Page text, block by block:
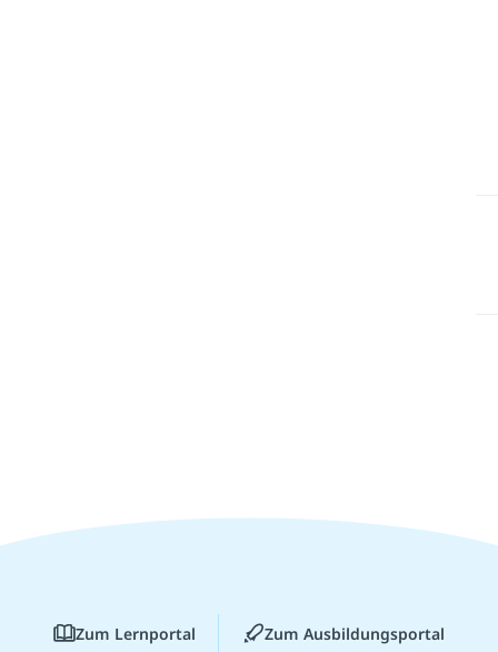
Zum Lernportal Zum Ausbildungsportal